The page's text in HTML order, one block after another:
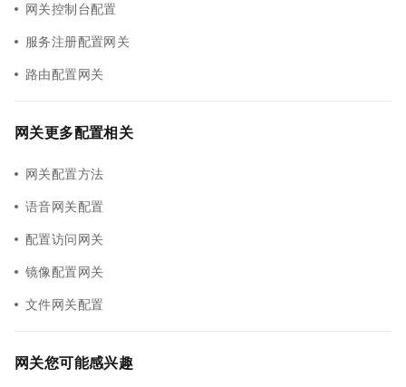
网关控制台配置
服务注册配置网关
路由配置网关
网关更多配置相关
网关配置方法
语音网关配置
配置访问网关
镜像配置网关
文件网关配置
网关您可能感兴趣